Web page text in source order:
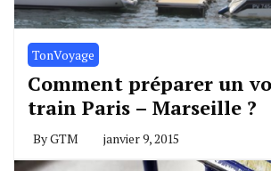
TonVoyage
Comment préparer un
train Paris – Marseille ?
ByGTM janvier 9, 2015